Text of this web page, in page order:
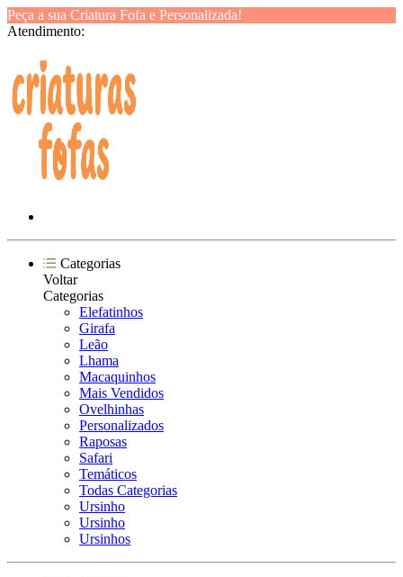
Peça a sua Criatura Fofa e Personalizada!
Atendimento:
Categorias
Voltar
Categorias
Elefatinhos
Girafa
Leão
Lhama
Macaquinhos
Mais Vendidos
Ovelhinhas
Personalizados
Raposas
Safari
Temáticos
Todas Categorias
Ursinho
Ursinho
Ursinhos